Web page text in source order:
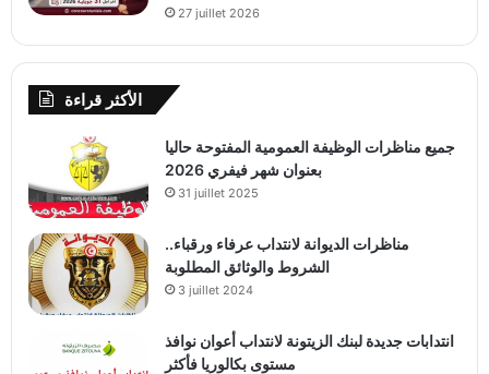
27 juillet 2026
الأكثر قراءة
جميع مناظرات الوظيفة العمومية المفتوحة حاليا
بعنوان شهر فيفري 2026
31 juillet 2025
مناظرات الديوانة لانتداب عرفاء ورقباء..
الشروط والوثائق المطلوبة
3 juillet 2024
انتدابات جديدة لبنك الزيتونة لانتداب أعوان نوافذ
مستوى بكالوريا فأكثر